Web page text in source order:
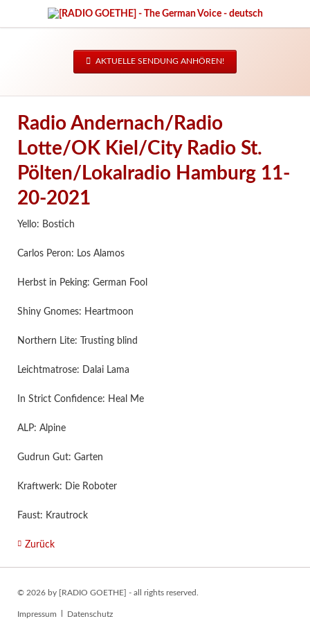
AKTUELLE SENDUNG ANHÖREN!
Radio Andernach/Radio
Lotte/OK Kiel/City Radio St.
Pölten/Lokalradio Hamburg 11-
20-2021
Yello: Bostich
Carlos Peron: Los Alamos
Herbst in Peking: German Fool
Shiny Gnomes: Heartmoon
Northern Lite: Trusting blind
Leichtmatrose: Dalai Lama
In Strict Confidence: Heal Me
ALP: Alpine
Gudrun Gut: Garten
Kraftwerk: Die Roboter
Faust: Krautrock
Zurück
© 2026 by [RADIO GOETHE] - all rights reserved.
Navigation
Impressum Datenschutz